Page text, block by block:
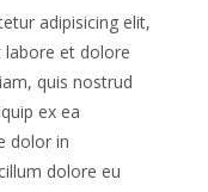
new
branch
in
maadi
is
adipisicing elit,
labore et dolore
quis nostrud
ex ea
dolor in
dolore eu